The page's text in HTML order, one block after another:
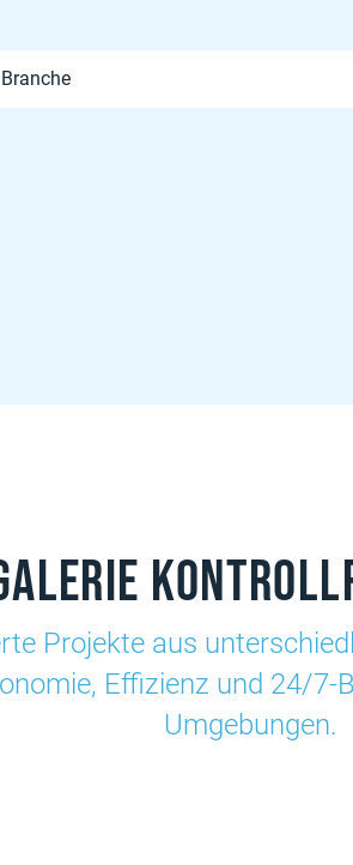
Branche
Projekte aus
Effizienz und 24/7-
Umgebungen.